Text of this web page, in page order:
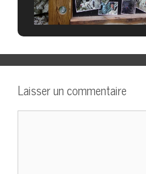
Laisser un commentaire
Commentaire